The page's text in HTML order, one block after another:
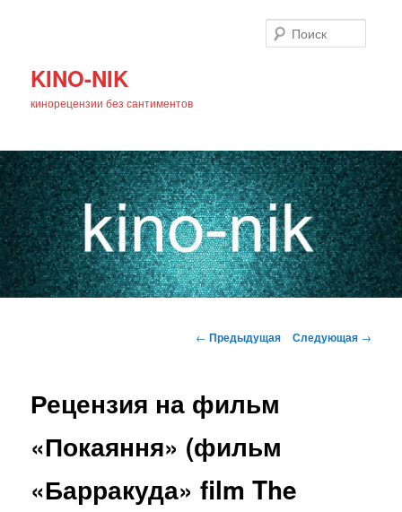
KINO-NIK
кинорецензии без сантиментов
основному
Навигация
← Предыдущая Следующая →
Рецензия на фильм
«Покаяння» (фильм
«Барракуда» film The